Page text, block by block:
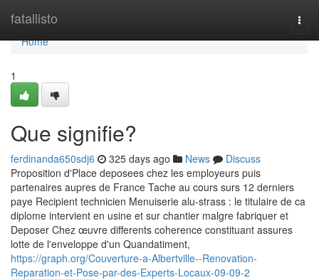
fatallisto
Home
Home
1
Que signifie?
ferdinanda650sdj6 325 days ago News
Discuss
Proposition d'Place deposees chez les employeurs puis
partenaires aupres de France Tache au cours surs 12 derniers
paye Recipient technicien Menuiserie alu-strass : le titulaire de ca
diplome intervient en usine et sur chantier malgre fabriquer et
Deposer Chez œuvre differents coherence constituant assures
lotte de l'enveloppe d'un Quandatiment,
https://graph.org/Couverture-a-Albertville--Renovation-
Reparation-et-Pose-par-des-Experts-Locaux-09-09-2